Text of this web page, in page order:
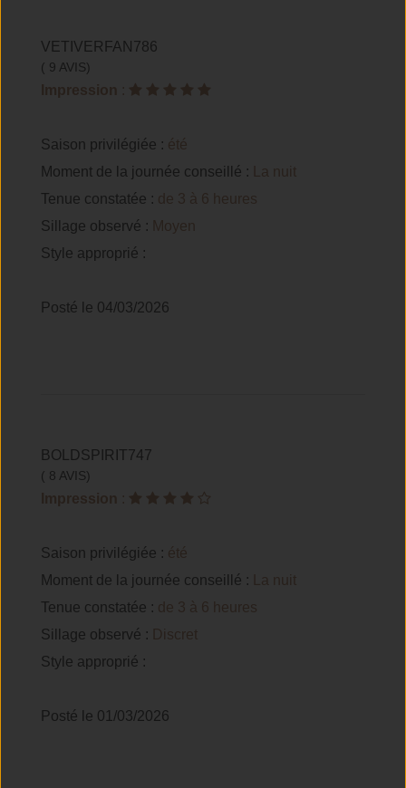
VETIVERFAN786
( 9 AVIS)
Impression :
Saison privilégiée : été
Moment de la journée conseillé :
La nuit
Tenue constatée : de 3 à 6 heures
Sillage observé : Moyen
Style approprié :
Posté le 04/03/2026
BOLDSPIRIT747
( 8 AVIS)
Impression :
Saison privilégiée : été
Moment de la journée conseillé :
La nuit
Tenue constatée : de 3 à 6 heures
Sillage observé : Discret
Style approprié :
Posté le 01/03/2026